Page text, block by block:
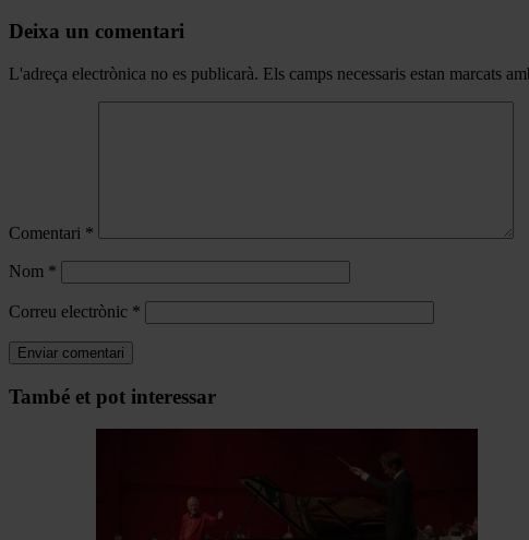
Deixa un comentari
L'adreça electrònica no es publicarà. Els camps necessaris estan marcats
Comentari *
Nom *
Correu electrònic *
Navegar
També et pot interessar